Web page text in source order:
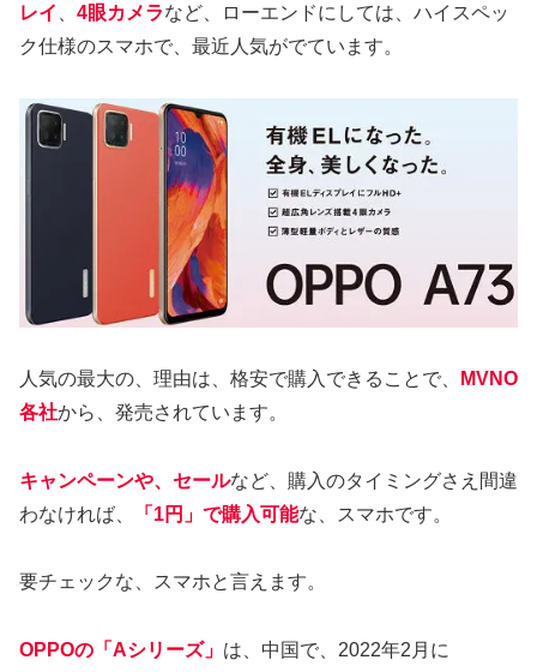
レイ
4眼カメラなど、ローエンドにしては、ハイスペッ
ク仕様のスマホで、最近人気がでています。
人気の最大の、理由は、格安で購入できることで、
MVNO
各社から、発売されています。
キャンペーンや、セールなど、購入のタイミングさえ間違
わなければ、
「1円」で購入可能な、スマホです。
要チェックな、スマホと言えます。
OPPOの「Aシリーズ」 は、中国で、2022年2月に